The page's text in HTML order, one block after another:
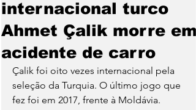
internacional turco
Ahmet Çalik morre em
acidente de carro
Çalik foi oito vezes internacional pela
seleção da Turquia. O último jogo que
fez foi em 2017, frente à Moldávia.